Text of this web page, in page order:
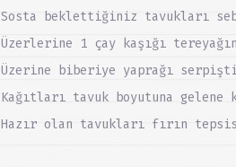
Sosta beklettiğiniz tavukları
Üzerlerine 1 çay kaşığı
Üzerine biberiye yaprağı
Kağıtları tavuk boyutuna gelene
Hazır olan tavukları fırın